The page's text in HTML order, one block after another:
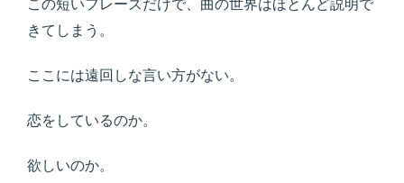
この短いフレーズだけで、曲の世界はほとんど説明で
きてしまう。
ここには遠回しな言い方がない。
恋をしているのか。
欲しいのか。